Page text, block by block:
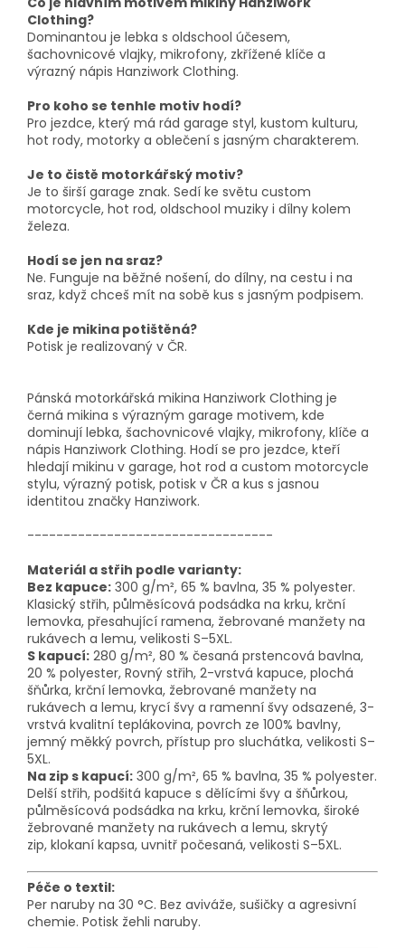
Clothing?
Dominantou je lebka s oldschool účesem,
šachovnicové vlajky, mikrofony, zkřížené klíče a
výrazný nápis Hanziwork Clothing.
Pro koho se tenhle motiv hodí?
Pro jezdce, který má rád garage styl, kustom kulturu,
hot rody, motorky a oblečení s jasným charakterem.
Je to čistě motorkářský motiv?
Je to širší garage znak. Sedí ke světu custom
motorcycle, hot rod, oldschool muziky i dílny kolem
železa.
Hodí se jen na sraz?
Ne. Funguje na běžné nošení, do dílny, na cestu i na
sraz, když chceš mít na sobě kus s jasným podpisem.
Kde je mikina potištěná?
Potisk je realizovaný v ČR.
Pánská motorkářská mikina Hanziwork Clothing je
černá mikina s výrazným garage motivem, kde
dominují lebka, šachovnicové vlajky, mikrofony, klíče a
nápis Hanziwork Clothing. Hodí se pro jezdce, kteří
hledají mikinu v garage, hot rod a custom motorcycle
stylu, výrazný potisk, potisk v ČR a kus s jasnou
identitou značky Hanziwork.
----------------------------------
Materiál a střih podle varianty:
Bez kapuce: 300 g/m², 65 % bavlna, 35 % polyester.
Klasický střih, půlměsícová podsádka na krku, krční
lemovka, přesahující ramena, žebrované manžety na
rukávech a lemu, velikosti S–5XL.
S kapucí: 280 g/m², 80 % česaná prstencová bavlna,
20 % polyester, Rovný střih, 2-vrstvá kapuce, plochá
šňůrka, krční lemovka, žebrované manžety na
rukávech a lemu, krycí švy a ramenní švy odsazené, 3-
vrstvá kvalitní teplákovina, povrch ze 100% bavlny,
jemný měkký povrch, přístup pro sluchátka, velikosti S–
5XL.
Na zip s kapucí: 300 g/m², 65 % bavlna, 35 % polyester.
Delší střih, podšitá kapuce s dělícími švy a šňůrkou,
půlměsícová podsádka na krku, krční lemovka, široké
žebrované manžety na rukávech a lemu, skrytý
zip, klokaní kapsa, uvnitř počesaná, velikosti S–5XL.
Péče o textil:
Per naruby na 30 °C. Bez aviváže, sušičky a agresivní
chemie. Potisk žehli naruby.